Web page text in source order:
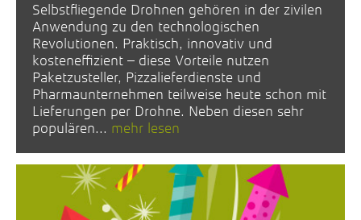
Selbstfliegende Drohnen gehören in der zivilen
Anwendung zu den technologischen
Revolutionen. Praktisch, innovativ und
kosteneffizient – diese Vorteile nutzen
Paketzusteller, Pizzalieferdienste und
Pharmaunternehmen teilweise heute schon mit
Lieferungen per Drohne. Neben diesen sehr
populären... mehr lesen